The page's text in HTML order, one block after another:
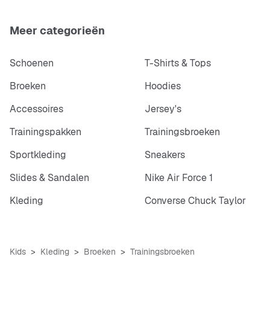
Meer categorieën
Schoenen
T-Shirts & Tops
Broeken
Hoodies
Accessoires
Jersey's
Trainingspakken
Trainingsbroeken
Sportkleding
Sneakers
Slides & Sandalen
Nike Air Force 1
Kleding
Converse Chuck Taylor
Kids Kleding Broeken Trainingsbroeken